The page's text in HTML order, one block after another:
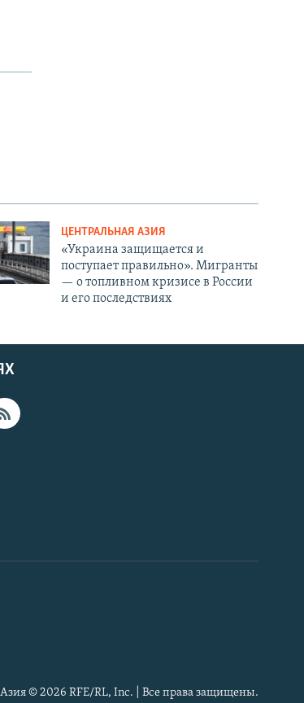
ЦЕНТРАЛЬНАЯ АЗИЯ
«Украина защищается и
поступает правильно». Мигранты
— о топливном кризисе в России
и его последствиях
© 2026 RFE/RL, Inc. | Все права защищены.